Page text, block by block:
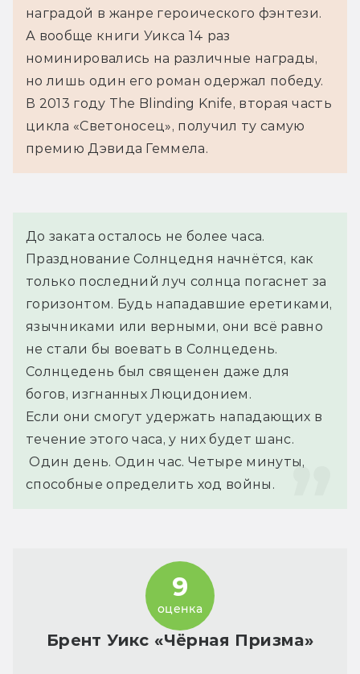
наградой в жанре героического фэнтези.
А вообще книги Уикса 14 раз
номинировались на различные награды,
но лишь один его роман одержал победу.
В 2013 году The Blinding Knife, вторая часть
цикла «Светоносец», получил ту самую
премию Дэвида Геммела.
До заката осталось не более часа.
Празднование Солнцедня начнётся, как
только последний луч солнца погаснет за
горизонтом. Будь нападавшие еретиками,
язычниками или верными, они всё равно
не стали бы воевать в Солнцедень.
Солнцедень был священен даже для
богов, изгнанных Люцидонием.
Если они смогут удержать нападающих в
течение этого часа, у них будет шанс.
Один день. Один час. Четыре минуты,
способные определить ход войны.
Брент Уикс «Чёрная Призма»
9
оценка